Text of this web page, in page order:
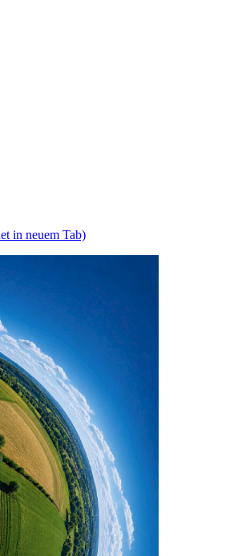
in neuem Tab)